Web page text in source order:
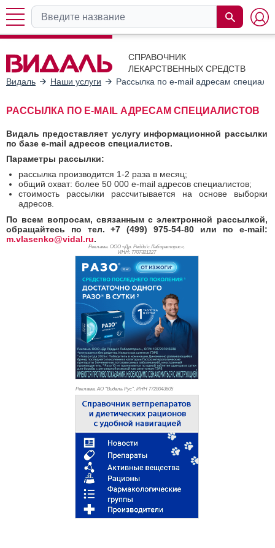
СПРАВОЧНИК
ЛЕКАРСТВЕННЫХ СРЕДСТВ
Видаль
Наши услуги Рассылка по e-mail адресам
РАССЫЛКА ПО E-MAIL АДРЕСАМ СПЕЦИАЛИСТОВ
Видаль предоставляет услугу информационной рассылки
по базе e-mail адресов специалистов.
Параметры рассылки:
рассылка производится 1-2 раза в месяц;
общий охват: более 50 000 e-mail адресов специалистов;
стоимость рассылки рассчитывается на основе выборки
адресов.
По всем вопросам, связанным с электронной рассылкой,
обращайтесь по тел. +7 (499) 975-54-80 или по e-mail:
m.vlasenko@vidal.ru.
Реклама. ООО «Др. Редди’с Лабораторис»,
ИНН: 7707321227
Реклама. АО "Видаль Рус", ИНН 7728043605